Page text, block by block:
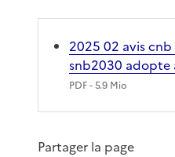
2025 02 avis
snb2030 adopte
PDF- 5.9 Mio
Partager la page